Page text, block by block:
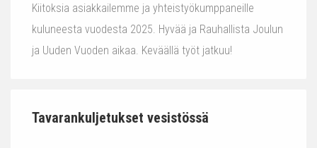
Kiitoksia asiakkailemme ja yhteistyökumppaneille
kuluneesta vuodesta 2025. Hyvää ja Rauhallista Joulun
ja Uuden Vuoden aikaa. Keväällä työt jatkuu!
Tavarankuljetukset vesistössä